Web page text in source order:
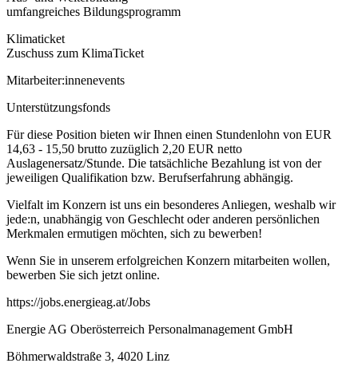
umfangreiches Bildungsprogramm
Klimaticket
Zuschuss zum KlimaTicket
Mitarbeiter:innenevents
Unterstützungsfonds
Für diese Position bieten wir Ihnen einen Stundenlohn von EUR
14,63 - 15,50 brutto zuzüglich 2,20 EUR netto
Auslagenersatz/Stunde. Die tatsächliche Bezahlung ist von der
jeweiligen Qualifikation bzw. Berufserfahrung abhängig.
Vielfalt im Konzern ist uns ein besonderes Anliegen, weshalb wir
jede:n, unabhängig von Geschlecht oder anderen persönlichen
Merkmalen ermutigen möchten, sich zu bewerben!
Wenn Sie in unserem erfolgreichen Konzern mitarbeiten wollen,
bewerben Sie sich jetzt online.
https://jobs.energieag.at/Jobs
Energie AG Oberösterreich Personalmanagement GmbH
Böhmerwaldstraße 3, 4020 Linz